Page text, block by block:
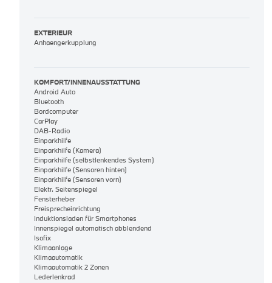
EXTERIEUR
Anhaengerkupplung
KOMFORT/INNENAUSSTATTUNG
Android Auto
Bluetooth
Bordcomputer
CarPlay
DAB-Radio
Einparkhilfe
Einparkhilfe (Kamera)
Einparkhilfe (selbstlenkendes System)
Einparkhilfe (Sensoren hinten)
Einparkhilfe (Sensoren vorn)
Elektr. Seitenspiegel
Fensterheber
Freisprecheinrichtung
Induktionsladen für Smartphones
Innenspiegel automatisch abblendend
Isofix
Klimaanlage
Klimaautomatik
Klimaautomatik 2 Zonen
Lederlenkrad